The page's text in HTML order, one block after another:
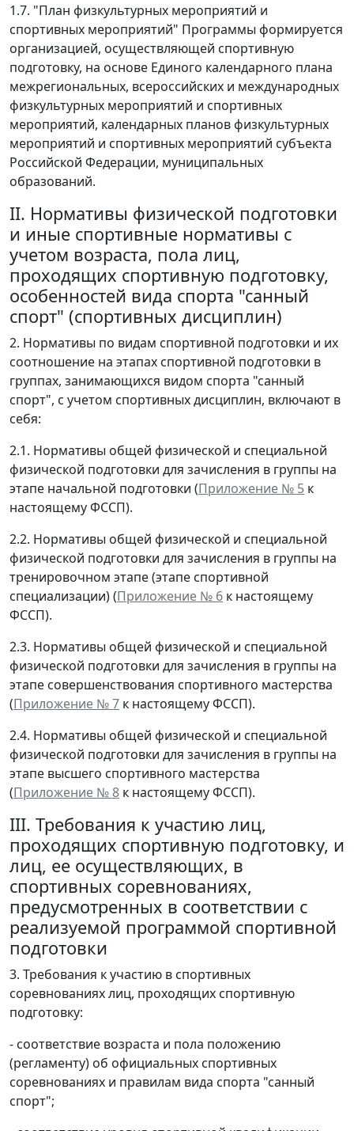
1.7. "План физкультурных мероприятий и
спортивных мероприятий" Программы формируется
организацией, осуществляющей спортивную
подготовку, на основе Единого календарного плана
межрегиональных, всероссийских и международных
физкультурных мероприятий и спортивных
мероприятий, календарных планов физкультурных
мероприятий и спортивных мероприятий субъекта
Российской Федерации, муниципальных
образований.
II. Нормативы физической подготовки
и иные спортивные нормативы с
учетом возраста, пола лиц,
проходящих спортивную подготовку,
особенностей вида спорта "санный
спорт" (спортивных дисциплин)
2. Нормативы по видам спортивной подготовки и их
соотношение на этапах спортивной подготовки в
группах, занимающихся видом спорта "санный
спорт", с учетом спортивных дисциплин, включают в
себя:
2.1. Нормативы общей физической и специальной
физической подготовки для зачисления в группы на
этапе начальной подготовки (Приложение № 5 к
настоящему ФССП).
2.2. Нормативы общей физической и специальной
физической подготовки для зачисления в группы на
тренировочном этапе (этапе спортивной
специализации) (Приложение № 6 к настоящему
ФССП).
2.3. Нормативы общей физической и специальной
физической подготовки для зачисления в группы на
этапе совершенствования спортивного мастерства
(Приложение № 7 к настоящему ФССП).
2.4. Нормативы общей физической и специальной
физической подготовки для зачисления в группы на
этапе высшего спортивного мастерства
(Приложение № 8 к настоящему ФССП).
III. Требования к участию лиц,
проходящих спортивную подготовку, и
лиц, ее осуществляющих, в
спортивных соревнованиях,
предусмотренных в соответствии с
реализуемой программой спортивной
подготовки
3. Требования к участию в спортивных
соревнованиях лиц, проходящих спортивную
подготовку:
- соответствие возраста и пола положению
(регламенту) об официальных спортивных
соревнованиях и правилам вида спорта "санный
спорт";